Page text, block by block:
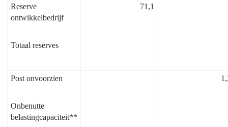
Reserve
ontwikkelbedrijf
Totaal reserves
71,1
Post onvoorzien
Onbenutte
belastingcapaciteit**